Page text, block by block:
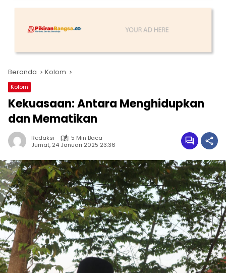
Beranda Kolom
Kolom
Kekuasaan: Antara Menghidupkan
dan Mematikan
Redaksi
5 Min Baca
Jumat, 24 Januari 2025 23:36